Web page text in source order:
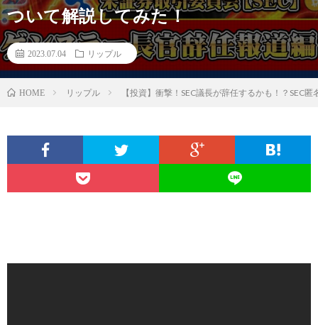
ついて解説してみた！
2023.07.04 リップル
HOME リップル 【投資】衝撃！SEC議長が辞任するかも！？